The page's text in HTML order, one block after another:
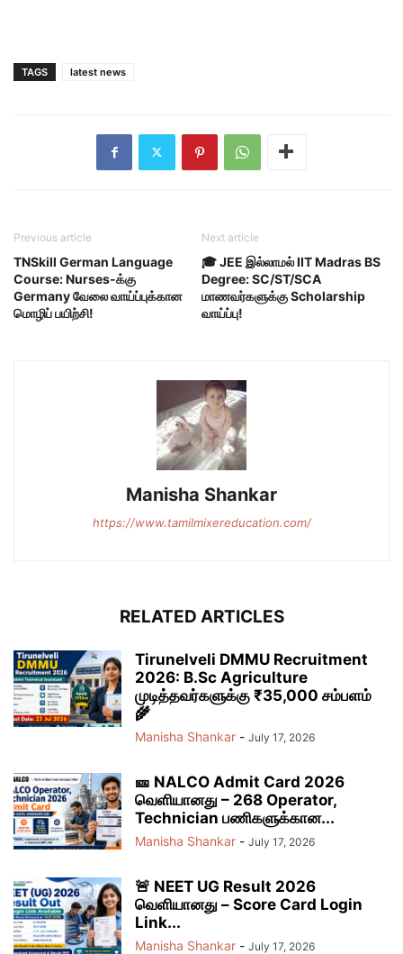
TAGS latest news
Previous article
TNSkill German Language
Course: Nurses-க்கு
Germany வேலை வாய்ப்புக்கான
மொழிப் பயிற்சி!
Next article
🎓 JEE இல்லாமல் IIT Madras BS
Degree: SC/ST/SCA
மாணவர்களுக்கு Scholarship
வாய்ப்பு!
Manisha Shankar
https://www.tamilmixereducation.com/
RELATED ARTICLES
Tirunelveli DMMU Recruitment
2026: B.Sc Agriculture
முடித்தவர்களுக்கு ₹35,000 சம்பளம்
🌾
Manisha Shankar - July 17, 2026
🎫 NALCO Admit Card 2026
வெளியானது – 268 Operator,
Technician பணிகளுக்கான...
Manisha Shankar - July 17, 2026
🚨 NEET UG Result 2026
வெளியானது – Score Card Login
Link...
Manisha Shankar - July 17, 2026